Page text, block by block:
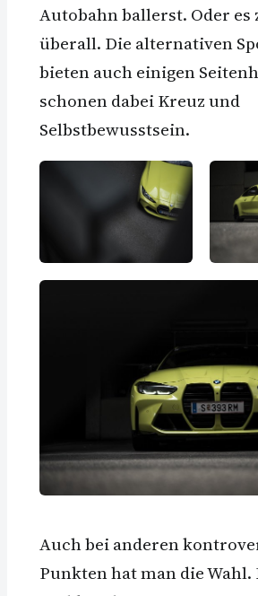
Autobahn ballerst. Oder es
überall. Die alternativen
bieten auch einigen
schonen dabei Kreuz und
Selbstbewusstsein.
Auch bei anderen
Punkten hat man die Wahl.